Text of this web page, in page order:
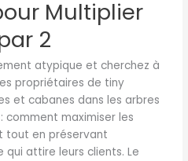
Multiplier
2
atypique et cherchez à
propriétaires de tiny
et cabanes dans les arbres
maximiser les
tout en préservant
qui attire leurs clients. Le